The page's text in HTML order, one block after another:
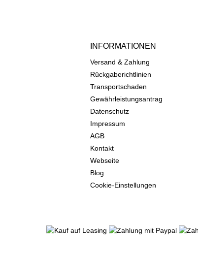
INFORMATIONEN
Versand & Zahlung
Rückgaberichtlinien
Transportschaden
Gewährleistungsantrag
Datenschutz
Impressum
AGB
Kontakt
Webseite
Blog
Cookie-Einstellungen